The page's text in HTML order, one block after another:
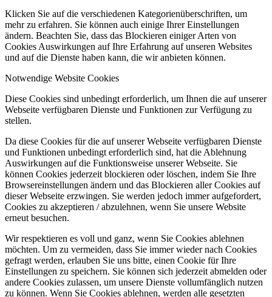
Klicken Sie auf die verschiedenen Kategorienüberschriften, um
mehr zu erfahren. Sie können auch einige Ihrer Einstellungen
ändern. Beachten Sie, dass das Blockieren einiger Arten von
Cookies Auswirkungen auf Ihre Erfahrung auf unseren Websites
und auf die Dienste haben kann, die wir anbieten können.
Notwendige Website Cookies
Diese Cookies sind unbedingt erforderlich, um Ihnen die auf unserer
Webseite verfügbaren Dienste und Funktionen zur Verfügung zu
stellen.
Da diese Cookies für die auf unserer Webseite verfügbaren Dienste
und Funktionen unbedingt erforderlich sind, hat die Ablehnung
Auswirkungen auf die Funktionsweise unserer Webseite. Sie
können Cookies jederzeit blockieren oder löschen, indem Sie Ihre
Browsereinstellungen ändern und das Blockieren aller Cookies auf
dieser Webseite erzwingen. Sie werden jedoch immer aufgefordert,
Cookies zu akzeptieren / abzulehnen, wenn Sie unsere Website
erneut besuchen.
Wir respektieren es voll und ganz, wenn Sie Cookies ablehnen
möchten. Um zu vermeiden, dass Sie immer wieder nach Cookies
gefragt werden, erlauben Sie uns bitte, einen Cookie für Ihre
Einstellungen zu speichern. Sie können sich jederzeit abmelden oder
andere Cookies zulassen, um unsere Dienste vollumfänglich nutzen
zu können. Wenn Sie Cookies ablehnen, werden alle gesetzten